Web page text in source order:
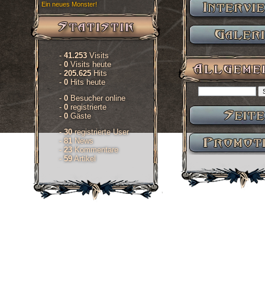
Ein neues Monster!
- 41.253 Visits
- 0 Visits heute
- 205.625 Hits
- 0 Hits heute
- 0 Besucher online
- 0 registrierte
- 0Gäste
-30registrierte User
- 81 News
- 23 Kommentare
- 59Artikel